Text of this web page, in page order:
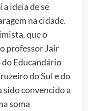
ideia de se
na cidade.
que o
professor Jair
Educandário
do Sul e do
convencido a
soma